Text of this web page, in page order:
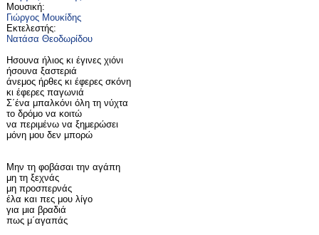
Μουσική:
Γιώργος Μουκίδης
Εκτελεστής:
Νατάσα Θεοδωρίδου
Ησουνα ήλιος κι έγινες χιόνι
ήσουνα ξαστεριά
άνεμος ήρθες κι έφερες σκόνη
κι έφερες παγωνιά
Σ΄ένα μπαλκόνι όλη τη νύχτα
το δρόμο να κοιτώ
να περιμένω να ξημερώσει
μόνη μου δεν μπορώ
Μην τη φοβάσαι την αγάπη
μη τη ξεχνάς
μη προσπερνάς
έλα και πες μου λίγο
για μια βραδιά
πως μ΄αγαπάς